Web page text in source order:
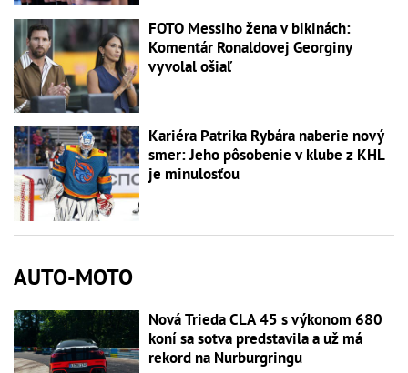
FOTO Messiho žena v bikinách:
Komentár Ronaldovej Georginy
vyvolal ošiaľ
Kariéra Patrika Rybára naberie nový
smer: Jeho pôsobenie v klube z KHL
je minulosťou
AUTO-MOTO
Nová Trieda CLA 45 s výkonom 680
koní sa sotva predstavila a už má
rekord na Nurburgringu